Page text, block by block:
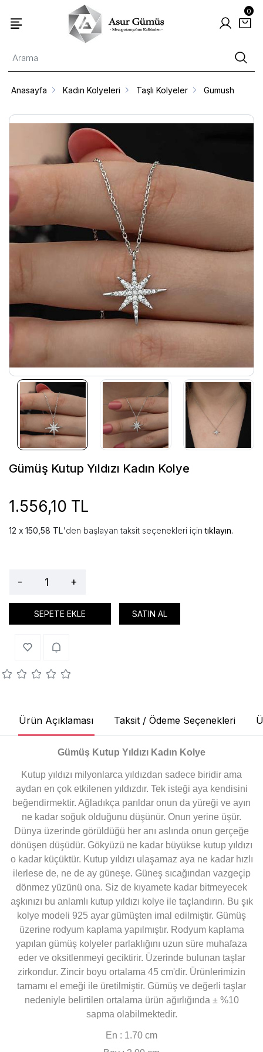
0
Anasayfa Kadın Kolyeleri Taşlı Kolyeler Gumush
Gümüş Kutup Yıldızı Kadın Kolye
1.556,10 TL
150,58 TL'den başlayan taksit seçenekleri içintıklayın.
- +
SEPETE EKLE SATIN AL
Ürün Açıklaması Taksit / Ödeme Seçenekleri
Gümüş Kutup Yıldızı Kadın Kolye
Kutup yıldızı milyonlarca yıldızdan sadece biridir ama
aydan en çok etkilenen yıldızdır. Tek isteği aya kendisini
beğendirmektir. Ağladıkça parıldar onun da yüreği ve ayın
ne kadar soğuk olduğunu düşünür. Onun yerine üşür.
Dünya üzerinde görüldüğü her anı aslında onun gerçeğe
dönüşen düşüdür. Gökyüzü ne kadar büyükse kutup yıldızı
o kadar küçüktür. Kutup yıldızı ulaşamaz aya ne kadar hızlı
ilerlese de, ne de ay güneşe. Güneş sıcağından vazgeçip
dönmez yüzünü ona. Siz de kıyamete kadar bitmeyecek
aşkınızı bu anlamlı kutup yıldızı kolye ile taçlandırın. Bu şık
kolye modeli 925 ayar gümüşten imal edilmiştir. Gümüş
üzerine rodyum kaplama yapılmıştır. Rodyum kaplama
yapılan gümüş kolyeler parlaklığını uzun süre muhafaza
eder ve oksitlenmeyi geciktirir. Üzerinde bulunan taşlar
zirkondur. Zincir boyu ortalama 45 cm'dir. Ürünlerimizin
tamamı el emeği ile üretilmiştir. Gümüş ve değerli taşlar
nedeniyle belirtilen ortalama ürün ağırlığında ± %10
sapma olabilmektedir.
En : 1.70 cm